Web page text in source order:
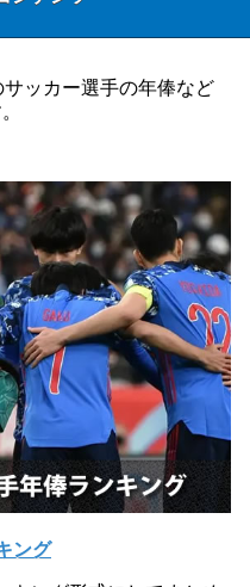
ッカー選手の年俸など
ング